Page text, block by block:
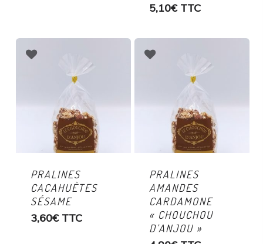
5,10€ TTC
PRALINES
CACAHUÈTES
SÉSAME
3,60€ TTC
PRALINES
AMANDES
CARDAMONE
« CHOUCHOU
D’ANJOU »